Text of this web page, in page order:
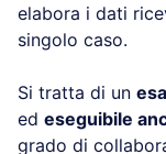
elabora i dati
singolo caso.
Si tratta di un
ed eseguibile
grado di